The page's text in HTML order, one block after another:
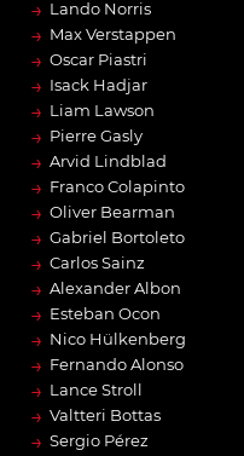
→ Lando Norris
→ Max Verstappen
→ Oscar Piastri
→ Isack Hadjar
→ Liam Lawson
→ Pierre Gasly
→ Arvid Lindblad
→ Franco Colapinto
→ Oliver Bearman
→ Gabriel Bortoleto
→ Carlos Sainz
→ Alexander Albon
→ Esteban Ocon
→ Nico Hülkenberg
→ Fernando Alonso
→ Lance Stroll
→ Valtteri Bottas
→ Sergio Pérez